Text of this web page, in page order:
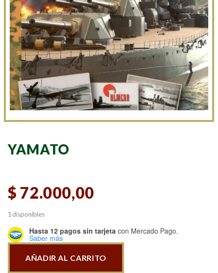
YAMATO
$ 72.000,00
1 disponibles
Hasta 12 pagos sin tarjeta con Mercado Pago.
Saber más
AÑADIR AL CARRITO